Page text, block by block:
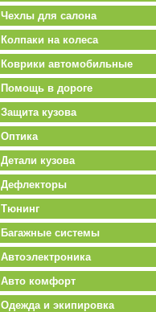
Чехлы для салона
Колпаки на колеса
Коврики автомобильные
Помощь в дороге
Защита кузова
Оптика
Детали кузова
Дефлекторы
Тюнинг
Багажные системы
Автоэлектроника
Авто комфорт
Одежда и экипировка